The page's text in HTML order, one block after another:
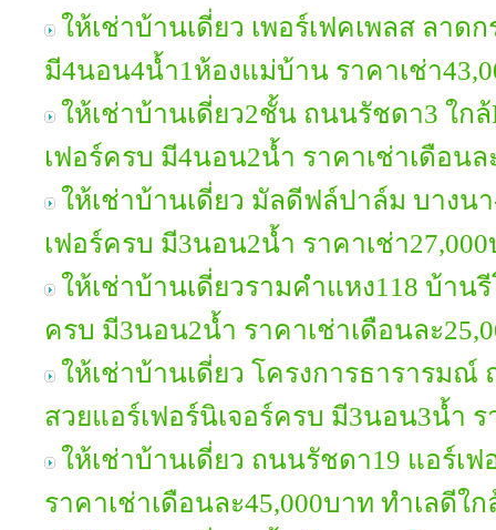
ให้เช่าบ้านเดี่ยว เพอร์เฟคเพลส ลาด
มี4นอน4น้ำ1ห้องแม่บ้าน ราคาเช่า
ให้เช่าบ้านเดี่ยว2ชั้น ถนนรัชดา3 ใก
เฟอร์ครบ มี4นอน2น้ำ ราคาเช่าเดือนล
ให้เช่าบ้านเดี่ยว มัลดีฟล์ปาล์ม บางน
เฟอร์ครบ มี3นอน2น้ำ ราคาเช่า
ให้เช่าบ้านเดี่ยวรามคำแหง118 บ้าน
ครบ มี3นอน2น้ำ ราคาเช่าเดือนละ
ให้เช่าบ้านเดี่ยว โครงการธารารม
สวยแอร์เฟอร์นิเจอร์ครบ มี3นอน3น้ำ ร
ให้เช่าบ้านเดี่ยว ถนนรัชดา19 แอร์เ
ราคาเช่าเดือนละ45,000บาท ทำเลดีใก